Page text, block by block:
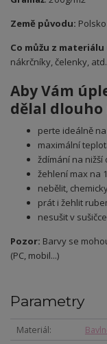
Země původu: Polsko
Co můžu z
nákrčníky, čelenky, atd.
Aby Vám
dělal dlouho
perte ideálně
maximální
ždímání na nižší
žehlení max na
nebělit, chemicky
prát i žehlit
nesušit v
Pozor: Barvy se
(PC, mobil...)
Parametry
Materiál